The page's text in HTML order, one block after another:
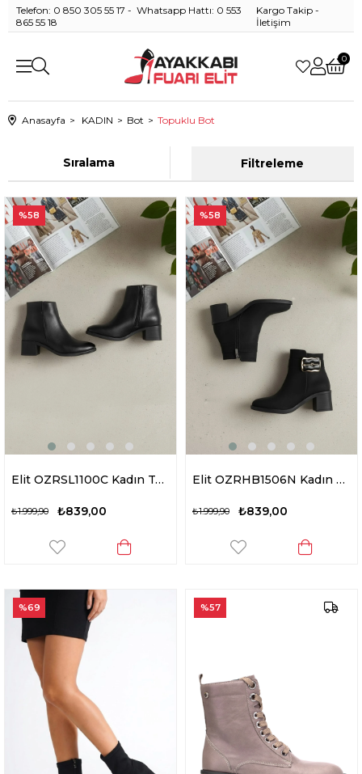
Telefon: 0 850 305 55 17 - Whatsapp Hattı: 0 553
865 55 18
Kargo Takip -
İletişim
0
Anasayfa KADIN Bot Topuklu Bot
Filtreleme
Sıralama
Elit OZRSL1100C Kadın Topuklu Bot Siyah
₺839,00
₺1.999,90
%58
Elit OZRHB1506N Kadın Tokalı Topuklu Bot Siyah
₺839,00
₺1.999,90
%58
%69 %57